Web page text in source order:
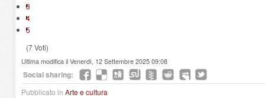
3
4
5
(7 Voti)
Ultima modifica il Venerdì, 12 Settembre 2025 09:08
Social sharing:
Pubblicato in Arte e cultura